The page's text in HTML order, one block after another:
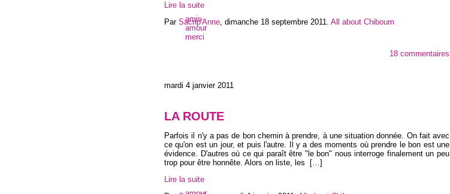
Lire la suite
Par Sacrip'Anne, dimanche 18 septembre 2011. All about Chiboum
amis
amour
merci
18 commentaires
mardi 4 janvier 2011
LA ROUTE
Parfois il n'y a pas de bon chemin à prendre, à une situation donnée. On fait avec
ce qu'on est un jour, et puis l'autre. Il y a des moments où prendre le bon est une
évidence. D'autres où ce qui paraît être "le bon" nous interroge finalement un peu
trop pour être honnête. Alors on liste, les
[…]
Lire la suite